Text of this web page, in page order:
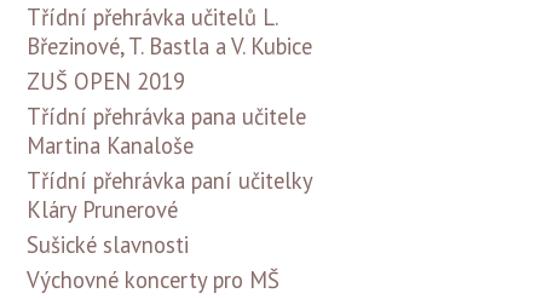
Třídní přehrávka učitelů L.
Březinové, T. Bastla a V. Kubice
ZUŠ OPEN 2019
Třídní přehrávka pana učitele
Martina Kanaloše
Třídní přehrávka paní učitelky
Kláry Prunerové
Sušické slavnosti
Výchovné koncerty pro MŠ